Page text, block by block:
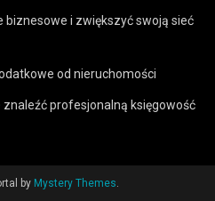
biznesowe i zwiększyć swoją sieć
od nieruchomości
znaleźć profesjonalną księgowość
by Mystery Themes.